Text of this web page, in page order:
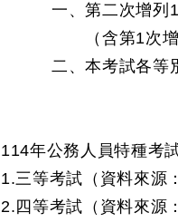
一、第二次增列114
（含第1次增列）
二、本考試各等別
114年公務人員特種考
1.三等考試（資料來源
2.四等考試（資料來源